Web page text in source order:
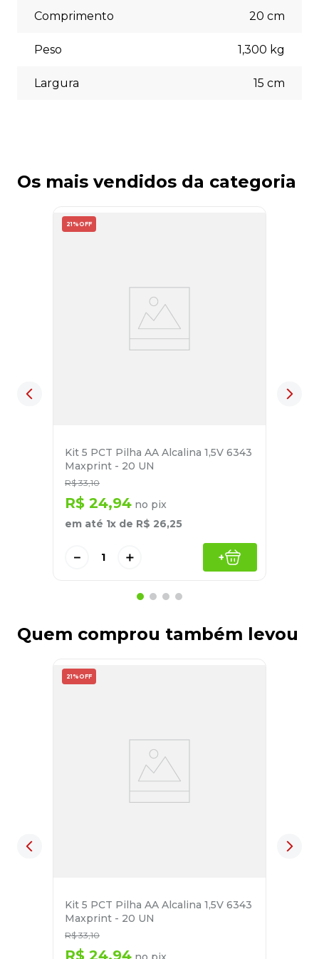
Comprimento 20 cm
Peso 1,300 kg
Largura 15 cm
Os mais vendidos da categoria
21% OFF
Kit 5 PCT Pilha AA Alcalina 1,5V 6343
Maxprint - 20 UN
R$ 33,10
R$ 24,94 no pix
em até 1x de R$ 26,25
＋
－ +
Quem comprou também levou
21% OFF
Kit 5 PCT Pilha AA Alcalina 1,5V 6343
Maxprint - 20 UN
R$ 33,10